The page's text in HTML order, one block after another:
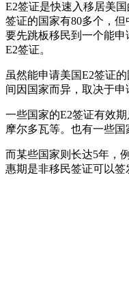
E2签证是快速入移居美
签证的国家有80多个，
要先跳板移民到一个能
E2签证。
虽然能申请美国E2签证
间因国家而异，取决于申
一些国家的E2签证有效
摩尔多瓦等。也有一些国
而某些国家则长达5年，
惠期是非移民签证可以签